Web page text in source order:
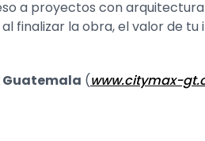
a proyectos con
al finalizar la obra, el valor de
Guatemala (www.citymax-